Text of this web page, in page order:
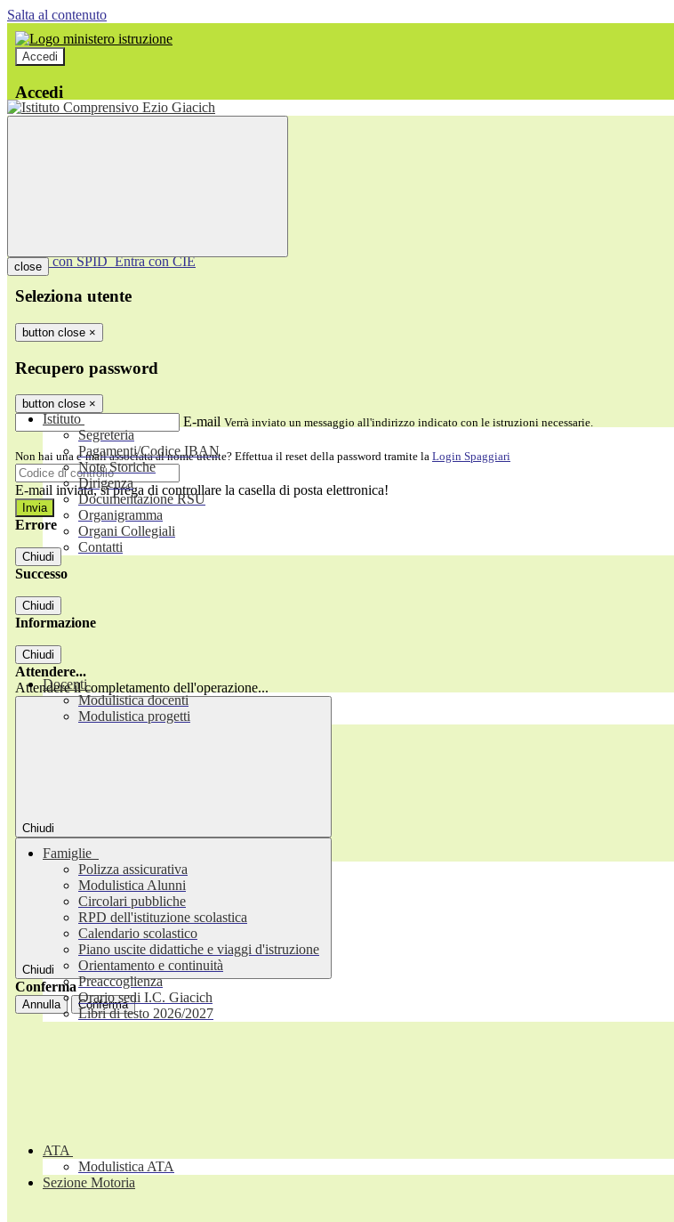
Salta al contenuto
Accedi
Accedi
Entra con SPID Entra con CIE
Seleziona utente
button close ×
Recupero password
button close ×
E-mail Verrà inviato un messaggio all'indirizzo indicato con le istruzioni necessarie.
Non hai una e-mail associata al nome utente? Effettua il reset della password tramite la Login Spaggiari
E-mail inviata, si prega di controllare la casella di posta elettronica!
Errore
Chiudi
Successo
Chiudi
Informazione
Chiudi
Attendere...
Attendere il completamento dell'operazione...
Chiudi
Chiudi
Conferma
Annulla Conferma
close
Istituto
Segreteria
Pagamenti/Codice IBAN
Note Storiche
Dirigenza
Documentazione RSU
Organigramma
Organi Collegiali
Contatti
Docenti
Modulistica docenti
Modulistica progetti
Famiglie
Polizza assicurativa
Modulistica Alunni
Circolari pubbliche
RPD dell'istituzione scolastica
Calendario scolastico
Piano uscite didattiche e viaggi d'istruzione
Orientamento e continuità
Preaccoglienza
Orario sedi I.C. Giacich
Libri di testo 2026/2027
ATA
Modulistica ATA
Sezione Motoria